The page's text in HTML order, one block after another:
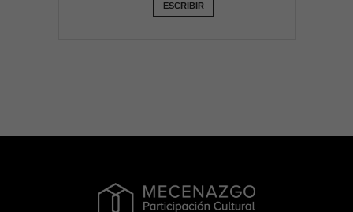
ESCRIBIR